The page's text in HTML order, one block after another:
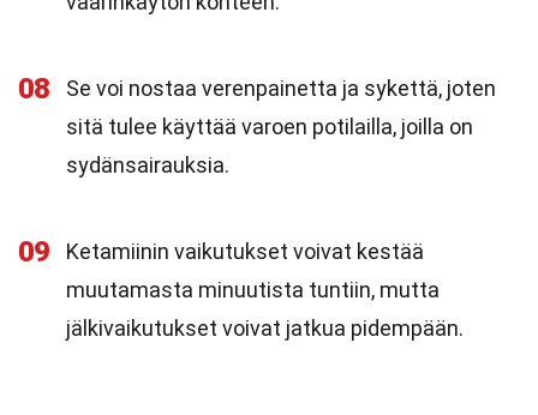
08
Se voi nostaa verenpainetta ja sykettä, joten
sitä tulee käyttää varoen potilailla, joilla on
sydänsairauksia.
09
Ketamiinin vaikutukset voivat kestää
muutamasta minuutista tuntiin, mutta
jälkivaikutukset voivat jatkua pidempään.